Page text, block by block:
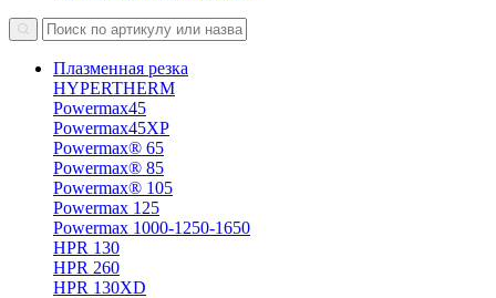
Плазменная резка
HYPERTHERM
Powermax45
Powermax45XP
Powermax® 65
Powermax® 85
Powermax® 105
Powermax 125
Powermax 1000-1250-1650
HPR 130
HPR 260
HPR 130XD